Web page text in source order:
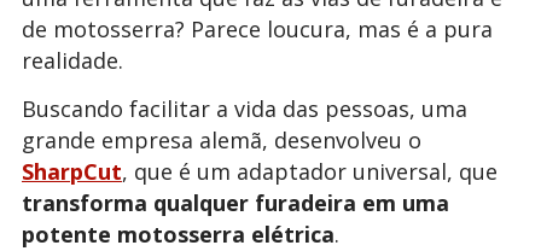
de motosserra? Parece loucura, mas é a pura
realidade.
Buscando facilitar a vida das pessoas, uma
grande empresa alemã, desenvolveu o
SharpCut, que é um adaptador universal, que
transforma qualquer furadeira em uma
potente motosserra elétrica.